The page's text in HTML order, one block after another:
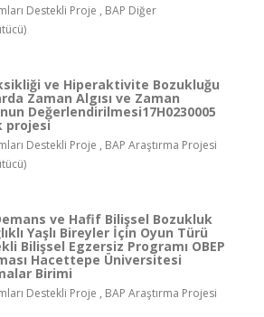
Destekli Proje , BAP Diğer
ve Hiperaktivite Bozukluğu
Zaman Algısı ve Zaman
Değerlendirilmesi17H0230005
projesi
Destekli Proje , BAP Araştırma Projesi
ve Hafif Bilişsel Bozukluk
Yaşlı Bireyler İçin Oyun Türü
Bilişsel Egzersiz Programı OBEP
Hacettepe Üniversitesi
Birimi
Destekli Proje , BAP Araştırma Projesi